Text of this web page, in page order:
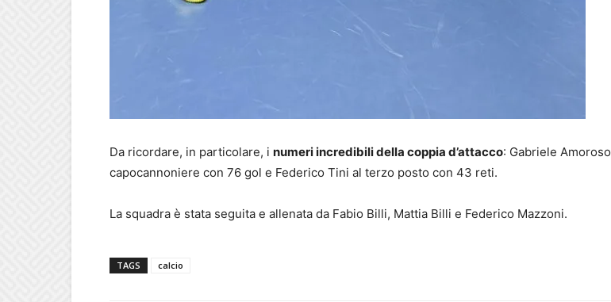
Da ricordare, in particolare, i numeri incredibili della coppia d’attacco: Gabriele Amoroso
capocannoniere con 76 gol e Federico Tini al terzo posto con 43 reti.
La squadra è stata seguita e allenata da Fabio Billi, Mattia Billi e Federico Mazzoni.
TAGS calcio